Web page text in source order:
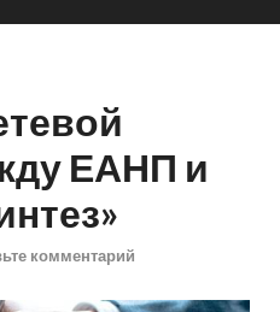
ЕАНП и
комментарий